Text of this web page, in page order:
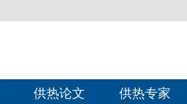
供热论文 供热专家